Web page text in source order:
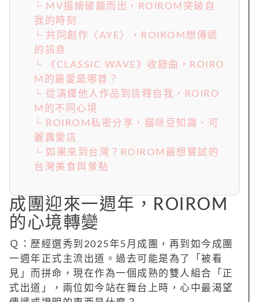
└ MV描繪破繭而出，ROIROM突破自
我的時刻
└ 共同創作〈AYE〉，ROIROM想傳遞
的訊息
└ 《CLASSIC WAVE》收錄曲，ROIRO
M的最愛是哪首？
└ 從演繹他人作品到詮釋自我，ROIRO
M的不同心境
└ ROIROM私密分享，貓咪豆知識、可
麗露愛店
└ 如果來到台灣？ROIROM最想嘗試的
台灣美食與景點
成團迎來一週年，ROIROM
的心境轉變
Ｑ：歷經選秀到2025年5月成團，再到如今成團
一週年正式主流出道。過去可能是為了「被看
見」而拼命，現在作為一個成熟的雙人組合「正
式出道」，兩位如今站在舞台上時，心中最渴望